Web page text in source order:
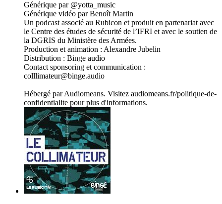
Générique par @yotta_music
Générique vidéo par Benoît Martin
Un podcast associé au Rubicon et produit en partenariat avec
le Centre des études de sécurité de l’IFRI et avec le soutien de
la DGRIS du Ministère des Armées.
Production et animation : Alexandre Jubelin
Distribution : Binge audio
Contact sponsoring et communication :
colllimateur@binge.audio
Hébergé par Audiomeans. Visitez audiomeans.fr/politique-de-
confidentialite pour plus d'informations.